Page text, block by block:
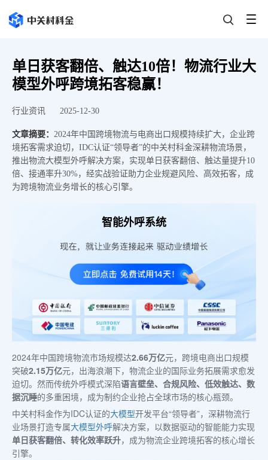
单日获客翻倍、触达10倍！物流行业大
模型外呼跨境拓客稳赢！
行业资讯 2025-12-30
文章摘要： 2024年中国跨境物流与电商出口规模持续扩大，企业跨
境拓客需求迫切，IDC认证“领导者”的中关村科金深耕物流场景，
推出物流大模型外呼解决方案，实现单日获客翻倍、触达量提升10
倍、接通率升30%，经实战验证助力企业规避风险、高效拓客，成
为跨境物流业务增长的核心引擎。
智能外呼系统
2024年中国跨境物流市场规模达2.66万亿元，跨境电商出口规模
突破2.15万亿元，出海浪潮下，物流企业的国际业务拓展需求愈发
迫切。然而传统外呼模式深陷语言壁垒、合规风险、低效触达、数
据沉睡的多重困境，成为制约企业抢占全球市场的核心瓶颈。
中关村科金作为IDC认证的大模型开发平台“领导者”，深耕物流行
业场景打造专属大模型外呼解决方案，以数据驱动的智能能力实现
单日获客翻倍、转化效率跃升，成为物流企业跨境拓客的核心增长
引擎。